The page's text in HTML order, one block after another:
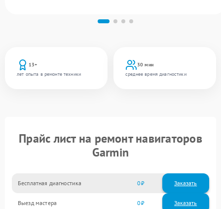
13+
лет опыта в ремонте техники
30 мин
среднее время диагностики
Прайс лист на ремонт навигаторов
Garmin
Бесплатная диагностика 0 Заказать
Выезд мастера 0 Заказать